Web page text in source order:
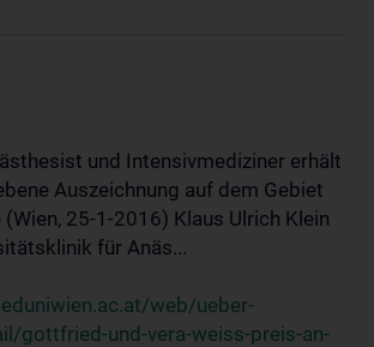
und Intensivmediziner erhält
Auszeichnung auf dem Gebiet
25-1-2016) Klaus Ulrich Klein
für Anäs...
web/ueber-
gottfried-und-vera-weiss-preis-an-